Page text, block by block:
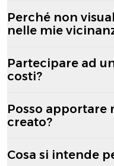
Perché non
nelle mie
Partecipare ad
costi?
Posso apportare
creato?
Cosa si intende